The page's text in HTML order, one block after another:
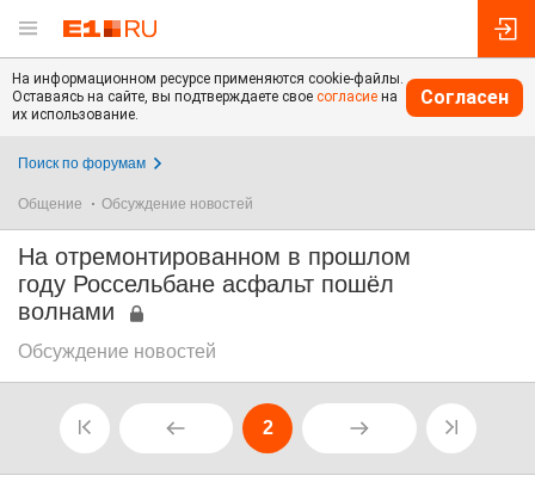
На информационном ресурсе применяются cookie-файлы.
Оставаясь на сайте, вы подтверждаете свое согласие на
их использование.
Согласен
Поиск по форумам
Общение Обсуждение новостей
На отремонтированном в прошлом
году Россельбане асфальт пошёл
волнами
Обсуждение новостей
2